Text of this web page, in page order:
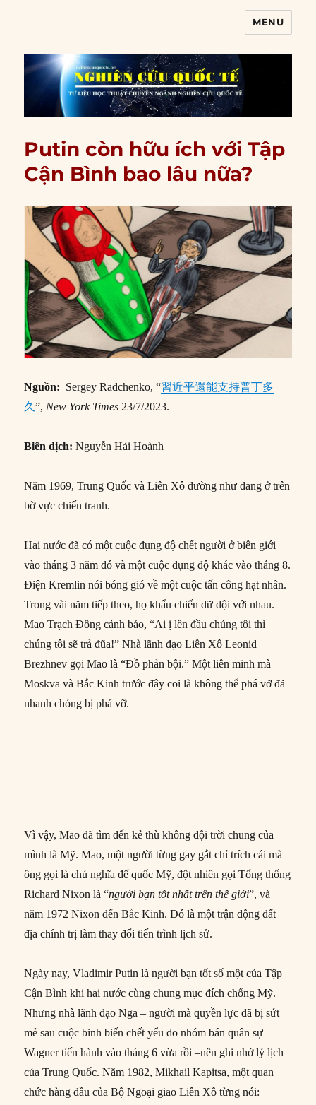
MENU
Putin còn hữu ích với Tập
Cận Bình bao lâu nữa?
Nguồn: Sergey Radchenko, “習近平還能支持普丁多
久”, New York Times 23/7/2023.
Biên dịch: Nguyễn Hải Hoành
Năm 1969, Trung Quốc và Liên Xô dường như đang ở trên
bờ vực chiến tranh.
Hai nước đã có một cuộc đụng độ chết người ở biên giới
vào tháng 3 năm đó và một cuộc đụng độ khác vào tháng 8.
Điện Kremlin nói bóng gió về một cuộc tấn công hạt nhân.
Trong vài năm tiếp theo, họ khẩu chiến dữ dội với nhau.
Mao Trạch Đông cảnh báo, “Ai ị lên đầu chúng tôi thì
chúng tôi sẽ trả đũa!” Nhà lãnh đạo Liên Xô Leonid
Brezhnev gọi Mao là “Đồ phản bội.” Một liên minh mà
Moskva và Bắc Kinh trước đây coi là không thể phá vỡ đã
nhanh chóng bị phá vỡ.
Vì vậy, Mao đã tìm đến kẻ thù không đội trời chung của
mình là Mỹ. Mao, một người từng gay gắt chỉ trích cái mà
ông gọi là chủ nghĩa đế quốc Mỹ, đột nhiên gọi Tổng thống
Richard Nixon là “người bạn tốt nhất trên thế giới”, và
năm 1972 Nixon đến Bắc Kinh. Đó là một trận động đất
địa chính trị làm thay đổi tiến trình lịch sử.
Ngày nay, Vladimir Putin là người bạn tốt số một của Tập
Cận Bình khi hai nước cùng chung mục đích chống Mỹ.
Nhưng nhà lãnh đạo Nga – người mà quyền lực đã bị sứt
mẻ sau cuộc binh biến chết yểu do nhóm bán quân sự
Wagner tiến hành vào tháng 6 vừa rồi –nên ghi nhớ lý lịch
của Trung Quốc. Năm 1982, Mikhail Kapitsa, một quan
chức hàng đầu của Bộ Ngoại giao Liên Xô từng nói: